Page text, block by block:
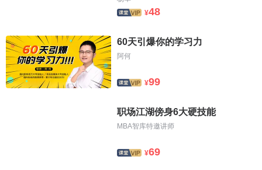
¥48
60天引爆你的学习力
阿何
¥99
职场江湖傍身6大硬技能
MBA智库特邀讲师
¥69